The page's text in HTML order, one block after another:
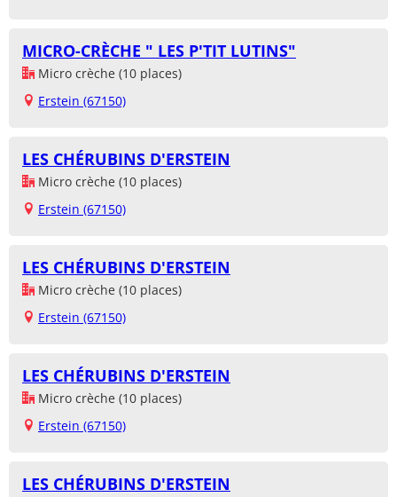
MICRO-CRÈCHE " LES P'TIT LUTINS"
Micro crèche (10 places)
Erstein (67150)
LES CHÉRUBINS D'ERSTEIN
Micro crèche (10 places)
Erstein (67150)
LES CHÉRUBINS D'ERSTEIN
Micro crèche (10 places)
Erstein (67150)
LES CHÉRUBINS D'ERSTEIN
Micro crèche (10 places)
Erstein (67150)
LES CHÉRUBINS D'ERSTEIN